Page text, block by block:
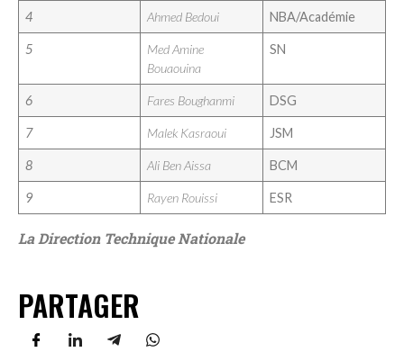
4 Ahmed Bedoui NBA/Académie
5
Med Amine
Bouaouina
SN
6 Fares Boughanmi DSG
7 Malek Kasraoui JSM
8 Ali Ben Aissa BCM
9 Rayen Rouissi ESR
La Direction Technique Nationale
PARTAGER